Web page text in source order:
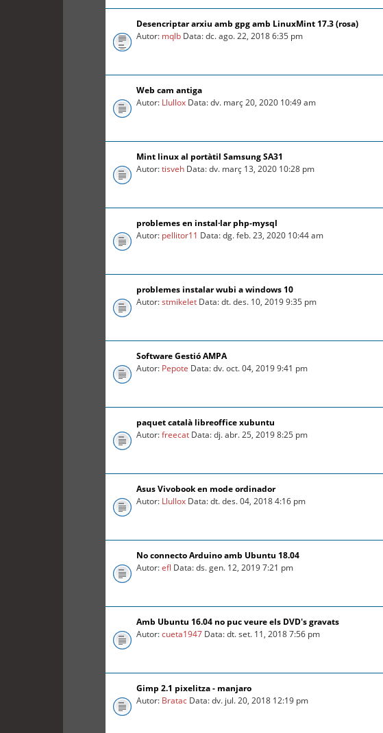
Desencriptar arxiu amb gpg amb LinuxMint 17.3 (rosa)
Autor: mqlb Data: dc. ago. 22, 2018 6:35 pm
Web cam antiga
Autor: Llullox Data: dv. març 20, 2020 10:49 am
Mint linux al portàtil Samsung SA31
Autor:tisveh Data: dv. març 13, 2020 10:28 pm
problemes en instal·lar php-mysql
Autor: pellitor11 Data: dg. feb. 23, 2020 10:44 am
problemes instalar wubi a windows 10
Autor:stmikelet Data: dt. des. 10, 2019 9:35 pm
Software Gestió AMPA
Autor: Pepote Data: dv. oct. 04, 2019 9:41 pm
paquet català libreoffice xubuntu
Autor:freecat Data: dj. abr. 25, 2019 8:25 pm
Asus Vivobook en mode ordinador
Autor: Llullox Data: dt. des. 04, 2018 4:16 pm
No connecto Arduino amb Ubuntu 18.04
Autor:efl Data: ds. gen. 12, 2019 7:21 pm
Amb Ubuntu 16.04 no puc veure els DVD's gravats
Autor:cueta1947 Data: dt. set. 11, 2018 7:56 pm
Gimp 2.1 pixelitza - manjaro
Autor: Bratac Data: dv. jul. 20, 2018 12:19 pm